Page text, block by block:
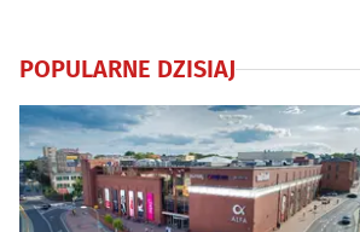
POPULARNE DZISIAJ